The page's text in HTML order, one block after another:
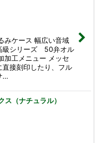
ケース 幅広い音域
級シリーズ 50弁オル
加工メニュー メッセ
接刻印したり、フル
…
（ナチュラル）